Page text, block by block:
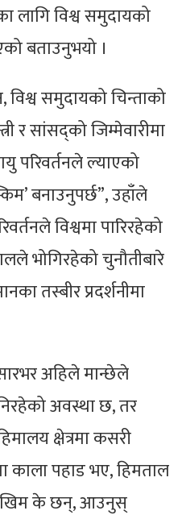
लागि विश्व समुदायको
बताउनुभयो ।
विश्व समुदायको चिन्ताको
र सांसद्को जिम्मेवारीमा
परिवर्तनले ल्याएको
बनाउनुपर्छ”, उहाँले
विश्वमा पारिरहेको
भोगिरहेको चुनौतीबारे
तस्बीर प्रदर्शनीमा
अहिले मान्छेले
अवस्था छ, तर
क्षेत्रमा कसरी
काला पहाड भए, हिमताल
के छन्, आउनुस्